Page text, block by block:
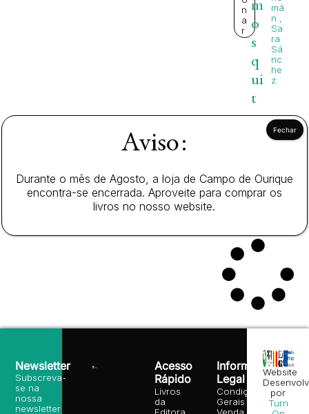
0
0
n
a
r
m
o
s
q
ui
t
o
c
h
má
n
Sa
ra
Sá
nc
he
z
Acesso
Rápido
Livros
da
Editora
Informação
Legal
Condições
Gerais de
Venda
Newsletter
Subscreva-
se na
nossa
newsletter
Website
por
Turn
Aviso:
Durante o mês de Agosto, a loja de Campo de Ourique
encontra-se encerrada. Aproveite para comprar os
livros no nosso website.